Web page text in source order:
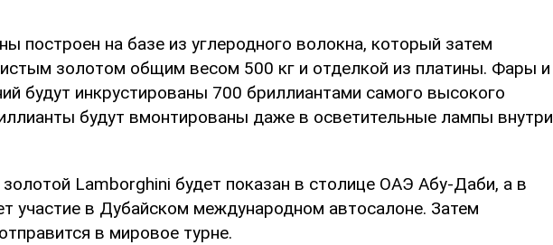
построен на базе из углеродного волокна, который затем
золотом общим весом 500 кг и отделкой из платины. Фары и
будут инкрустированы 700 бриллиантами самого высокого
будут вмонтированы даже в осветительные лампы внутри
Lamborghini будет показан в столице ОАЭ Абу-Даби, а в
участие в Дубайском международном автосалоне. Затем
в мировое турне.